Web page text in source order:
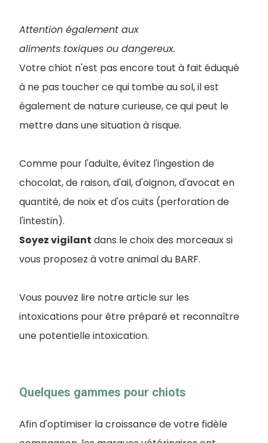
Attention également aux
aliments toxiques ou dangereux.
Votre chiot n'est pas encore tout à fait éduqué
à ne pas toucher ce qui tombe au sol, il est
également de nature curieuse, ce qui peut le
mettre dans une situation à risque.
Comme pour l'adulte, évitez l'ingestion de
chocolat, de raison, d'ail, d'oignon, d'avocat en
quantité, de noix et d'os cuits (perforation de
l'intestin).
Soyez vigilant dans le choix des morceaux si
vous proposez à votre animal du BARF.
Vous pouvez lire notre article sur les
intoxications pour être préparé et reconnaître
une potentielle intoxication.
Quelques gammes pour chiots
Afin d'optimiser la croissance de votre fidèle